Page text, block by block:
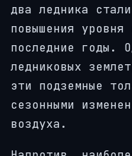
два ледника
повышения
последние годы.
ледниковых
эти подземные
сезонными
воздуха.